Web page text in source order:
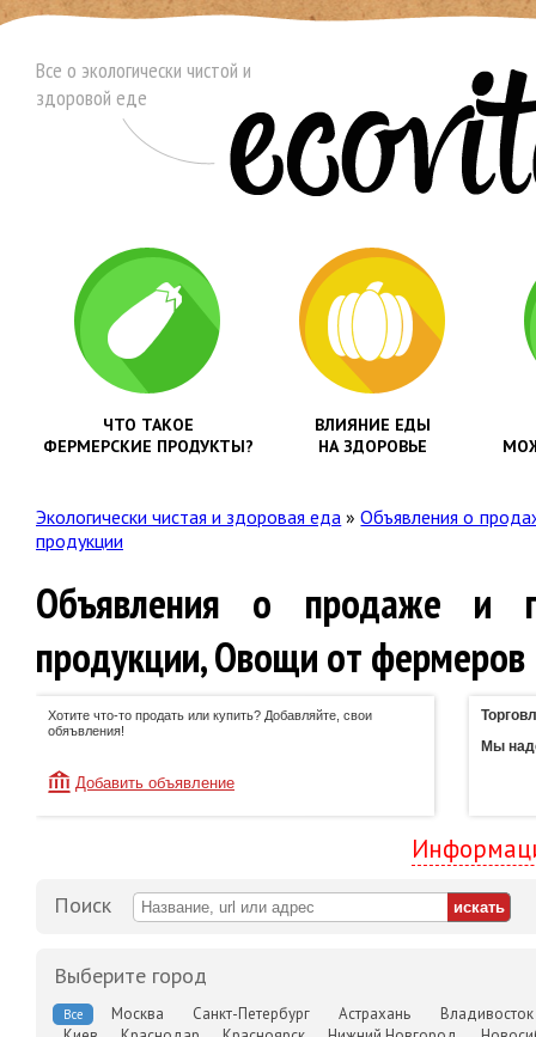
Все о экологически чистой и
здоровой еде
ЧТО ТАКОЕ
ФЕРМЕРСКИЕ ПРОДУКТЫ?
ВЛИЯНИЕ ЕДЫ
НА ЗДОРОВЬЕ
Экологически чистая и здоровая еда »Объявления о
продукции
Объявления о продаже и
продукции, Овощи от фермеров
Хотите что-то продать или купить? Добавляйте, свои
обяъвления!
Добавить объявление
Мы
Поиск
Выберите город
Все Москва Санкт-Петербург Астрахань
Владивосток